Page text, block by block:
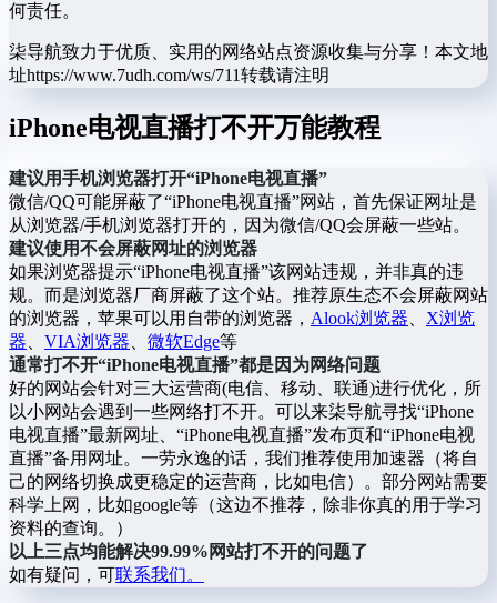
何责任。
柒导航致力于优质、实用的网络站点资源收集与分享！ 本文地
址https://www.7udh.com/ws/711转载请注明
iPhone电视直播打不开万能教程
建议用手机浏览器打开“iPhone电视直播”
微信/QQ可能屏蔽了“iPhone电视直播”网站，首先保证网址是
从浏览器/手机浏览器打开的，因为微信/QQ会屏蔽一些站。
建议使用不会屏蔽网址的浏览器
如果浏览器提示“iPhone电视直播”该网站违规，并非真的违
规。而是浏览器厂商屏蔽了这个站。推荐原生态不会屏蔽网站
的浏览器，苹果可以用自带的浏览器， Alook浏览器
X浏览
器
VIA浏览器 微软Edge等
通常打不开“iPhone电视直播”都是因为网络问题
好的网站会针对三大运营商(电信、移动、联通)进行优化，所
以小网站会遇到一些网络打不开。可以来柒导航寻找“iPhone
电视直播”最新网址、“iPhone电视直播”发布页和“iPhone电视
直播”备用网址。一劳永逸的话，我们推荐使用加速器（将自
己的网络切换成更稳定的运营商，比如电信）。部分网站需要
科学上网，比如google等（这边不推荐，除非你真的用于学习
资料的查询。）
以上三点均能解决99.99%网站打不开的问题了
如有疑问，可联系我们。